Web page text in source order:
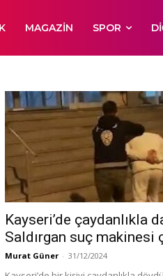
MAGAZIN SPOR
Kayseri’de çaydanlıkla
Saldırgan suç makinesi
Murat Güner - 31/12/2024